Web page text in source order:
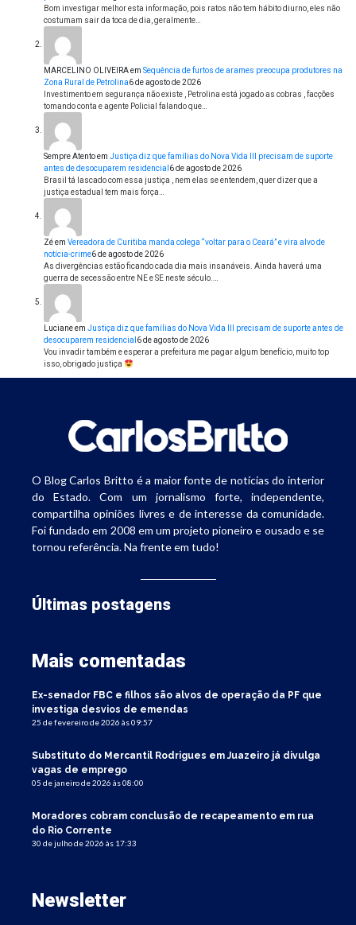
Bom investigar melhor esta informação, pois ratos não tem hábito diurno, eles não
costumam sair da toca de dia, geralmente…
MARCELINO OLIVEIRAem Sequência de furtos de arames preocupa produtores na
Zona Rural de Petrolina6 de agosto de 2026
Investimento em segurança não existe , Petrolina está jogado as cobras , facções
tomando conta e agente Policial falando que…
Sempre Atentoem Justiça diz que famílias do Nova Vida III precisam de suporte
antes de desocuparem residencial 6 de agosto de 2026
Brasil tá lascado com essa justiça , nem elas se entendem, quer dizer que a
justiça estadual tem mais força…
Zéem Vereadora de Curitiba manda colega “voltar para o Ceará” e vira alvo de
notícia-crime6 de agosto de 2026
As divergências estão ficando cada dia mais insanáveis. Ainda haverá uma
guerra de secessão entre NE e SE neste século.…
Lucianeem Justiça diz que famílias do Nova Vida III precisam de suporte antes de
desocuparem residencial 6 de agosto de 2026
Vou invadir também e esperar a prefeitura me pagar algum benefício, muito top
isso, obrigado justiça
O Blog Carlos Britto é a maior fonte de notícias do interior
do Estado. Com um jornalismo forte, independente,
compartilha opiniões livres e de interesse da comunidade.
Foi fundado em 2008 em um projeto pioneiro e ousado e se
tornou referência. Na frente em tudo!
Últimas postagens
Mais comentadas
Ex-senador FBC e filhos são alvos de operação da PF que
investiga desvios de emendas
25 de fevereiro de 2026 às 09:57
Substituto do Mercantil Rodrigues em Juazeiro já divulga
vagas de emprego
05 de janeiro de 2026 às 08:00
Moradores cobram conclusão de recapeamento em rua
do Rio Corrente
30 de julho de 2026 às 17:33
Newsletter